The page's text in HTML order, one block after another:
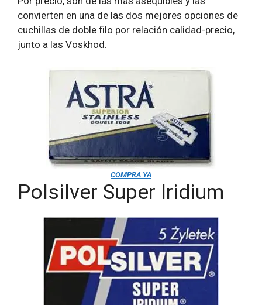
convierten en una de las dos mejores opciones de
cuchillas de doble filo por relación calidad-precio,
junto a las Voskhod.
COMPRA YA
Polsilver Super Iridium